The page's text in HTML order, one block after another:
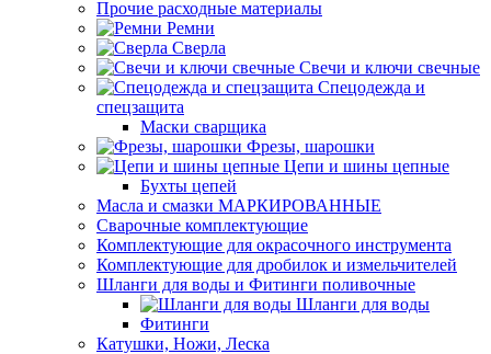
Прочие расходные материалы
Ремни
Сверла
Свечи и ключи свечные
Спецодежда и
спецзащита
Маски сварщика
Фрезы, шарошки
Цепи и шины цепные
Бухты цепей
Масла и смазки МАРКИРОВАННЫЕ
Сварочные комплектующие
Комплектующие для окрасочного инструмента
Комплектующие для дробилок и измельчителей
Шланги для воды и Фитинги поливочные
Шланги для воды
Фитинги
Катушки, Ножи, Леска